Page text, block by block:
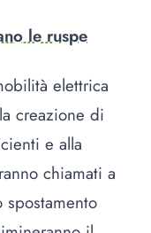
le ruspe
elettrica
creazione di
e alla
chiamati a